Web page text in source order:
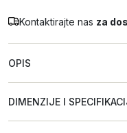
Kontaktirajte nas za
OPIS
DIMENZIJE I